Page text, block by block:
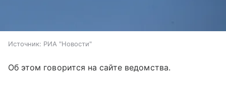
Источник: РИА "Новости"
Об этом говорится на сайте ведомства.